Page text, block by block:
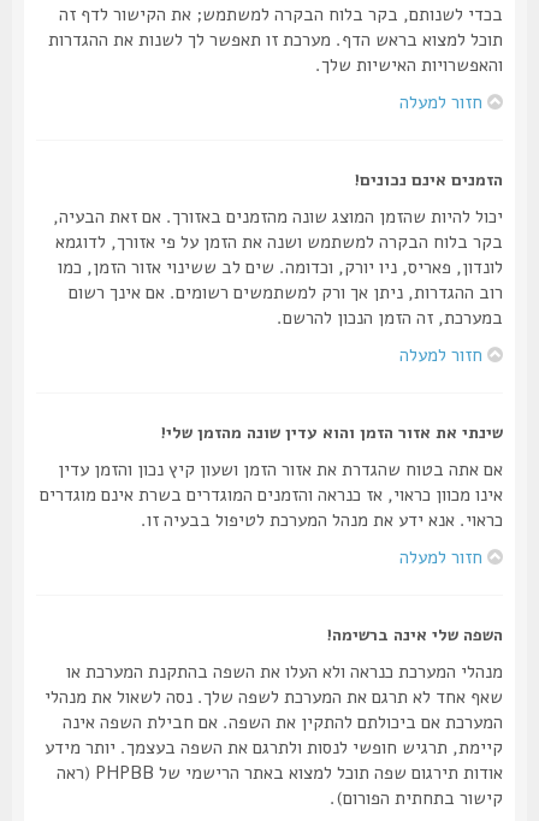
בכדי לשנותם, בקר בלוח הבקרה למשתמש; את הקישור לדף זה
תוכל למצוא בראש הדף. מערכת זו תאפשר לך לשנות את ההגדרות
והאפשרויות האישיות שלך.
חזור למעלה
הזמנים אינם נכונים!
יכול להיות שהזמן המוצג שונה מהזמנים באזורך. אם זאת הבעיה,
בקר בלוח הבקרה למשתמש ושנה את הזמן על פי אזורך, לדוגמא
לונדון, פאריס, ניו יורק, וכדומה. שים לב ששינוי אזור הזמן, כמו
רוב ההגדרות, ניתן אך ורק למשתמשים רשומים. אם אינך רשום
במערכת, זה הזמן הנכון להרשם.
חזור למעלה
שינתי את אזור הזמן והוא עדין שונה מהזמן שלי!
אם אתה בטוח שהגדרת את אזור הזמן ושעון קיץ נכון והזמן עדין
אינו מכוון כראוי, אז כנראה והזמנים המוגדרים בשרת אינם מוגדרים
כראוי. אנא ידע את מנהל המערכת לטיפול בבעיה זו.
חזור למעלה
השפה שלי אינה ברשימה!
מנהלי המערכת כנראה ולא העלו את השפה בהתקנת המערכת או
שאף אחד לא תרגם את המערכת לשפה שלך. נסה לשאול את מנהלי
המערכת אם ביכולתם להתקין את השפה. אם חבילת השפה אינה
קיימת, תרגיש חופשי לנסות ולתרגם את השפה בעצמך. יותר מידע
אודות תירגום שפה תוכל למצוא באתר הרישמי של PHPBB (ראה
קישור בתחתית הפורום).